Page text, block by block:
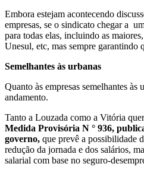
Embora estejam acontecendo
empresas, se o sindicato chegar a
para todas elas, incluindo as
Unesul, etc, mas sempre garantindo
Semelhantes às urbanas
Quanto às empresas semelhantes às
andamento.
Tanto a Louzada como a Vitória
Medida Provisória N ° 936,
governo, que prevê a possibilidade
redução da jornada e dos salários,
salarial com base no seguro-